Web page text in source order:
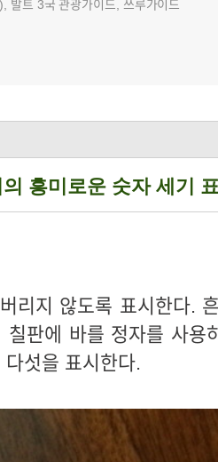
발트 3국 관광가이드, 쓰루가이드
흥미로운 숫자 세기
리지 않도록 표시한다.
판에 바를 정자를 사용
섯을 표시한다.